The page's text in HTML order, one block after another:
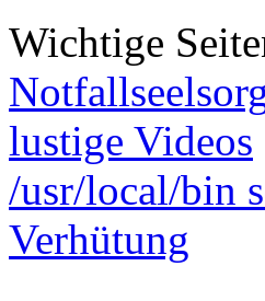
Wichtige
lustige Videos
/usr/local/bin
Verhütung